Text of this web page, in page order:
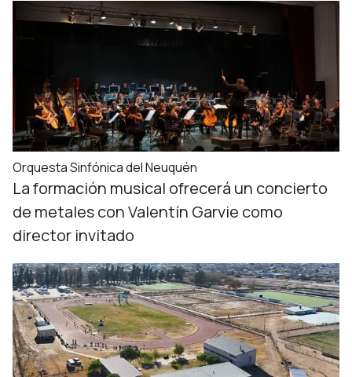
Orquesta Sinfónica del Neuquén
La formación musical ofrecerá un concierto
de metales con Valentín Garvie como
director invitado